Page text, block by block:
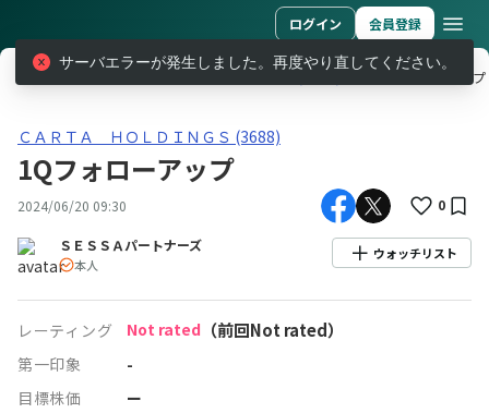
ログイン 会員登録
レポート 1Qフォローアップ
ＣＡＲＴＡ ＨＯＬＤＩＮＧＳ(3688)1Qフォローアップ
ＣＡＲＴＡ ＨＯＬＤＩＮＧＳ (3688)
1Qフォローアップ
2024/06/20 09:30 0
ＳＥＳＳＡパートナーズ
本人
ウォッチリスト
レーティング Not rated （前回Not rated）
第一印象 -
目標株価 ー
サーバエラーが発生しました。再度やり直してください。